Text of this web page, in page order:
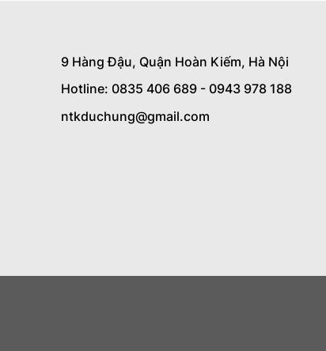
9 Hàng Đậu, Quận Hoàn Kiếm, Hà Nội
Hotline: 0835 406 689 - 0943 978 188
ntkduchung@gmail.com